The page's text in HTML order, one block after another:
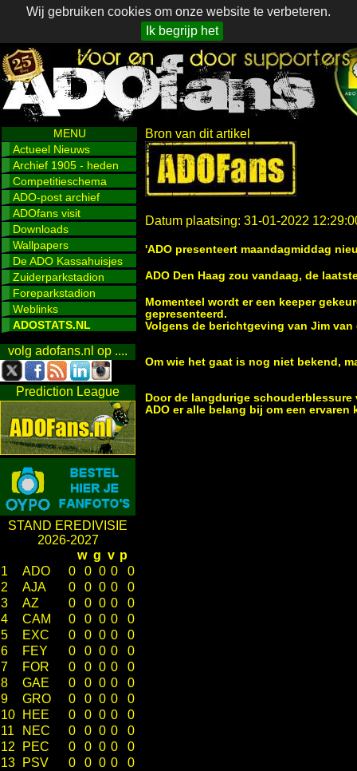
Wij gebruiken cookies om onze website te verbeteren.
Ik begrijp het
MENU
Actueel Nieuws
Archief 1905 - heden
Competitieschema
ADO-post archief
ADOfans visit
Downloads
Wallpapers
De ADO Kassahuisjes
Zuiderparkstadion
Foreparkstadion
Weblinks
ADOSTATS.NL
volg adofans.nl op ....
Prediction League
STAND EREDIVISIE
2026-2027
w g v p
1
ADO 0 0 0 0
0
2
AJA 0 0 0 0
0
3
AZ 0 0 0 0
0
4
CAM 0 0 0 0
0
5
EXC 0 0 0 0
0
6
FEY 0 0 0 0
0
7
FOR 0 0 0 0
0
8
GAE 0 0 0 0
0
9
GRO 0 0 0 0
0
10
HEE 0 0 0 0
0
11
NEC 0 0 0 0
0
12
PEC 0 0 0 0
0
13
PSV 0 0 0 0
0
Bron van dit artikel
Datum plaatsing: 31-01-2022
'ADO presenteert maandagmiddag
ADO Den Haag zou vandaag, de
Momenteel wordt er een keeper
gepresenteerd.
Volgens de berichtgeving van Jim
Om wie het gaat is nog niet bekend,
Door de langdurige
ADO er alle belang bij om een